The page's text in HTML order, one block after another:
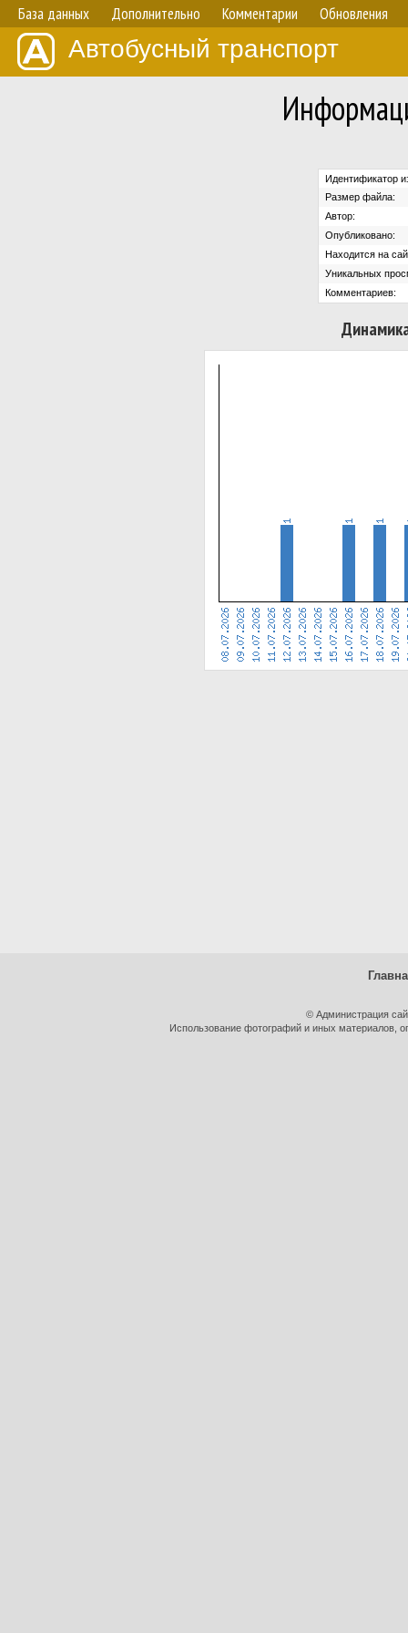
База данных Дополнительно Комментарии Обновления
Автобусный транспорт
Идентификатор
Размер файла:
Автор:
Опубликовано:
Находится на
Уникальных
Комментариев:
© Администрация
Использование фотографий и иных материалов,